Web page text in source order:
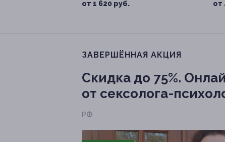
от 1 620 руб.
от
ЗАВЕРШЁННАЯ АКЦИЯ
Скидка до 75%.
от сексолога-
РФ